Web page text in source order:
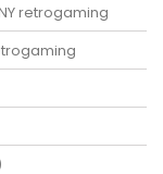
retrogaming